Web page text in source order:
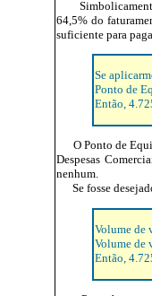
Simbolicamente,
64,5% do
suficiente para
Se
Ponto de
Então,
O Ponto de
Despesas
nenhum.
Se fosse
Volume de
Volume de
Então,